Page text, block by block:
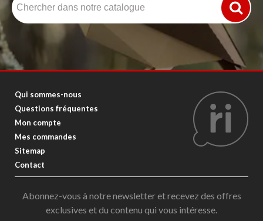
Qui sommes-nous
Questions fréquentes
Mon compte
Mes commandes
Sitemap
Contact
Abonnez-vous à notre newsletter et recevez des offres
exclusives et du contenu qui vous intéresse.